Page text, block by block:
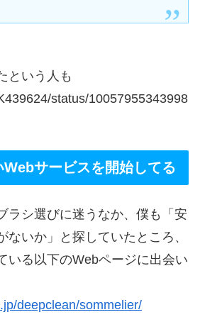
という人も
status/10057955343998
サービスを開始してる
ラシ選びに迷うなか、僕も「安
ないか」と探していたところ、
いる以下のWebページに出会い
deepclean/sommelier/